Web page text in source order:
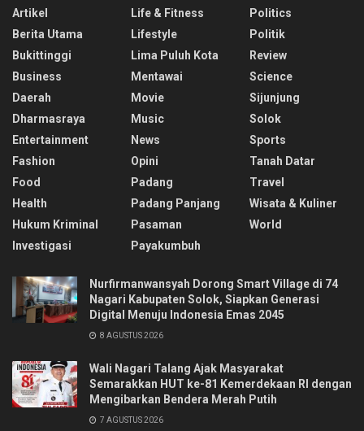
Artikel
Berita Utama
Bukittinggi
Business
Daerah
Dharmasraya
Entertainment
Fashion
Food
Health
Hukum Kriminal
Investigasi
Life & Fitness
Lifestyle
Lima Puluh Kota
Mentawai
Movie
Music
News
Opini
Padang
Padang Panjang
Pasaman
Payakumbuh
Politics
Politik
Review
Science
Sijunjung
Solok
Sports
Tanah Datar
Travel
Wisata & Kuliner
World
Nurfirmanwansyah Dorong Smart Village di 74
Nagari Kabupaten Solok, Siapkan Generasi
Digital Menuju Indonesia Emas 2045
8 AGUSTUS 2026
Wali Nagari Talang Ajak Masyarakat
Semarakkan HUT ke-81 Kemerdekaan RI dengan
Mengibarkan Bendera Merah Putih
7 AGUSTUS 2026